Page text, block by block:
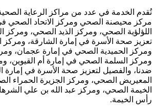
تُقدم الخدمة في عدد من مراكز الرعاية
مركز محيصنة الصحي ومركز الاتحاد الصحي
اللؤلؤية الصحي، ومركز الذيد الصحي، ومركز
تعزيز صحة الأسرة في إمارة الشارقة، ومركز
ومركز الحميدية الصحي في إمارة عجمان،
ومركز السلمة الصحي في إمارة أم القيوين،
ضدنا، والفصيل لتعزيز صحة الأسرة في إمارة
المعيريض الصحي، ومركز الجزيرة الحمراء
الخيمة الصحي، ومركز عبد الله بن علي
رأس الخيمة.